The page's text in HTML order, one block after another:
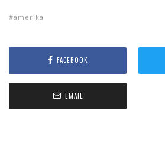
amerika
FACEBOOK
EMAIL